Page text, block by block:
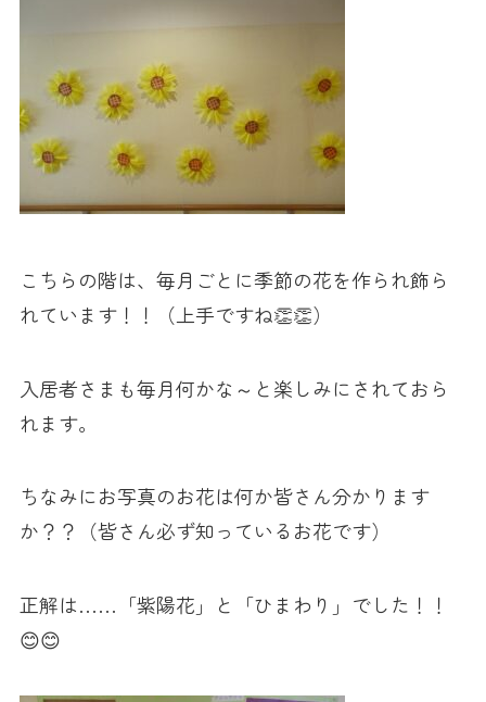
こちらの階は、毎月ごとに季節の花を作られ飾ら
れています！！（上手ですね👏👏）
入居者さまも毎月何かな～と楽しみにされておら
れます。
ちなみにお写真のお花は何か皆さん分かります
か？？（皆さん必ず知っているお花です）
正解は……「紫陽花」と「ひまわり」でした！！
😊😊